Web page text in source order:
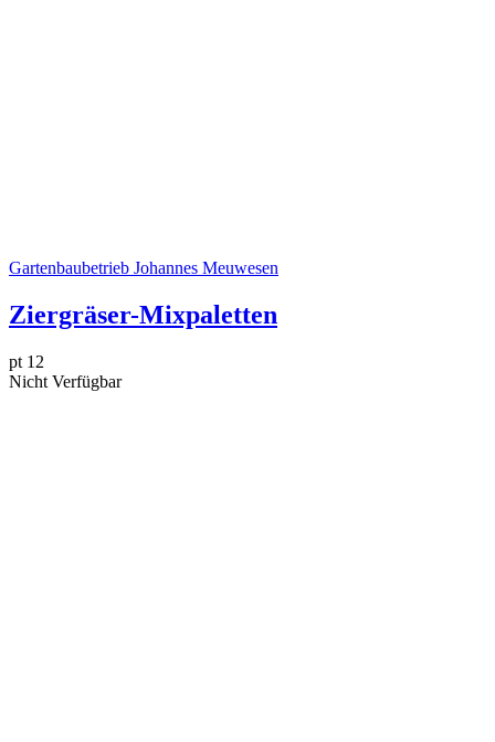
Gartenbaubetrieb Johannes Meuwesen
Ziergräser-Mixpaletten
pt 12
Nicht Verfügbar